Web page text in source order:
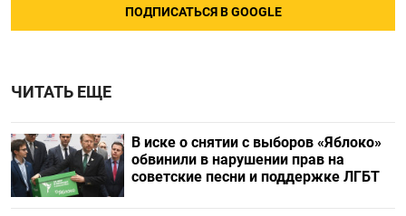
ПОДПИСАТЬСЯ В GOOGLE
ЧИТАТЬ ЕЩЕ
В иске о снятии с выборов «Яблоко»
обвинили в нарушении прав на
советские песни и поддержке ЛГБТ